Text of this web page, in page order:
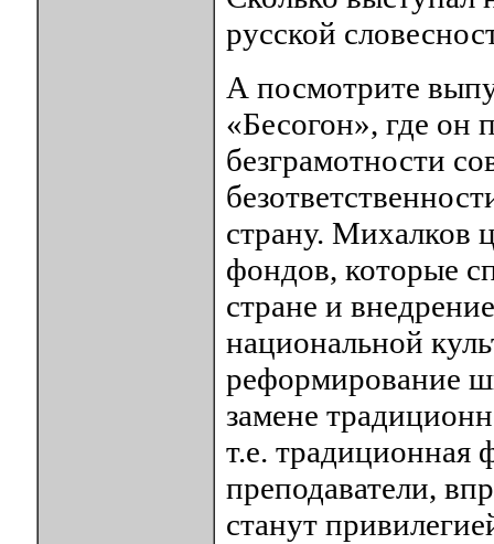
русской
А посмотрите
«Бесогон», где
безграмотности
страну. Михалков
фондов, которые
стране и
национальной
реформирование
замене
т.е. традиционная
преподаватели,
станут